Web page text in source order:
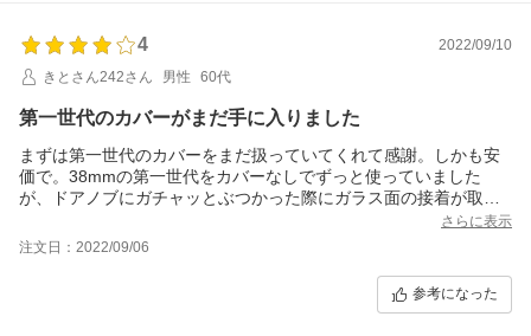
4
2022/09/10
きとさん242さん
男性 60代
第一世代のカバーがまだ手に入りました
まずは第一世代のカバーをまだ扱っていてくれて感謝。しかも安
価で。38mmの第一世代をカバーなしでずっと使っていました
が、ドアノブにガチャッとぶつかった際にガラス面の接着が取れ
てしまい、セロテープで留めてみましたが修理は難しいかなと思
っていました。今回購入の38mmのカバーがピタッとはまってく
たにウォッチを買うときはカバーは必須のような気がします。
さらに表示
注文日：2022/09/06
参考になった